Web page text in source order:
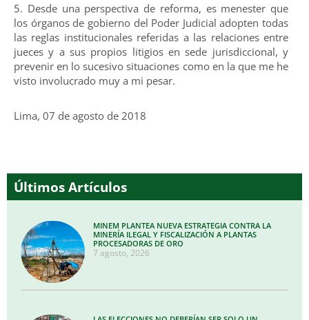
5. Desde una perspectiva de reforma, es menester que
los órganos de gobierno del Poder Judicial adopten todas
las reglas institucionales referidas a las relaciones entre
jueces y a sus propios litigios en sede jurisdiccional, y
prevenir en lo sucesivo situaciones como en la que me he
visto involucrado muy a mi pesar.
Lima, 07 de agosto de 2018
Últimos Artículos
MINEM PLANTEA NUEVA ESTRATEGIA CONTRA LA
MINERÍA ILEGAL Y FISCALIZACIÓN A PLANTAS
PROCESADORAS DE ORO
7 agosto, 2026